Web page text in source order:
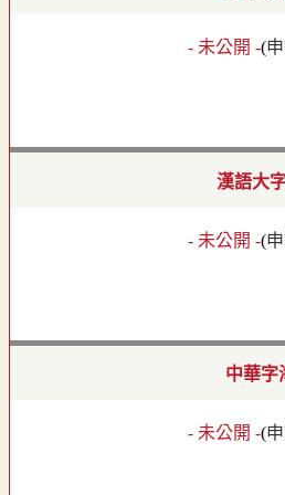
- 未公開 -(
漢語大
- 未公開 -(
中華字
- 未公開 -(